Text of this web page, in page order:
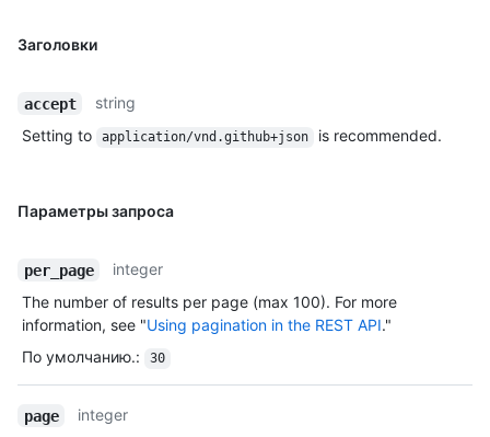
Заголовки
accept
string
Setting to
application/vnd.github+json is recommended.
Параметры запроса
per_page
integer
The number of results per page (max 100). For more
information, see "Using pagination in the REST API."
По умолчанию.: 30
page
integer